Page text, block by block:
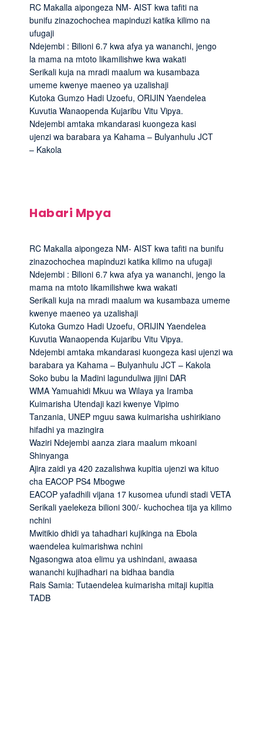
RC Makalla aipongeza NM- AIST kwa tafiti na
bunifu zinazochochea mapinduzi katika kilimo na
ufugaji
Ndejembi : Bilioni 6.7 kwa afya ya wananchi, jengo
la mama na mtoto likamilishwe kwa wakati
Serikali kuja na mradi maalum wa kusambaza
umeme kwenye maeneo ya uzalishaji
Kutoka Gumzo Hadi Uzoefu, ORIJIN Yaendelea
Kuvutia Wanaopenda Kujaribu Vitu Vipya.
Ndejembi amtaka mkandarasi kuongeza kasi
ujenzi wa barabara ya Kahama – Bulyanhulu JCT
– Kakola
Habari Mpya
RC Makalla aipongeza NM- AIST kwa tafiti na bunifu
zinazochochea mapinduzi katika kilimo na ufugaji
Ndejembi : Bilioni 6.7 kwa afya ya wananchi, jengo la
mama na mtoto likamilishwe kwa wakati
Serikali kuja na mradi maalum wa kusambaza umeme
kwenye maeneo ya uzalishaji
Kutoka Gumzo Hadi Uzoefu, ORIJIN Yaendelea
Kuvutia Wanaopenda Kujaribu Vitu Vipya.
Ndejembi amtaka mkandarasi kuongeza kasi ujenzi wa
barabara ya Kahama – Bulyanhulu JCT – Kakola
Soko bubu la Madini lagunduliwa jijini DAR
WMA Yamuahidi Mkuu wa Wilaya ya Iramba
Kuimarisha Utendaji kazi kwenye Vipimo
Tanzania, UNEP mguu sawa kuimarisha ushirikiano
hifadhi ya mazingira
Waziri Ndejembi aanza ziara maalum mkoani
Shinyanga
Ajira zaidi ya 420 zazalishwa kupitia ujenzi wa kituo
cha EACOP PS4 Mbogwe
EACOP yafadhili vijana 17 kusomea ufundi stadi VETA
Serikali yaelekeza bilioni 300/- kuchochea tija ya kilimo
nchini
Mwitikio dhidi ya tahadhari kujikinga na Ebola
waendelea kuimarishwa nchini
Ngasongwa atoa elimu ya ushindani, awaasa
wananchi kujihadhari na bidhaa bandia
Rais Samia: Tutaendelea kuimarisha mitaji kupitia
TADB